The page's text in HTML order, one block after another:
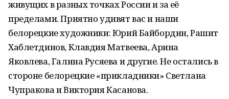
живущих в разных точках России и за её
пределами. Приятно удивят вас и наши
белорецкие художники: Юрий Байбордин, Рашит
Хаблетдинов, Клавдия Матвеева, Арина
Яковлева, Галина Русяева и другие. Не остались в
стороне белорецкие «прикладники» Светлана
Чупракова и Виктория Касанова.